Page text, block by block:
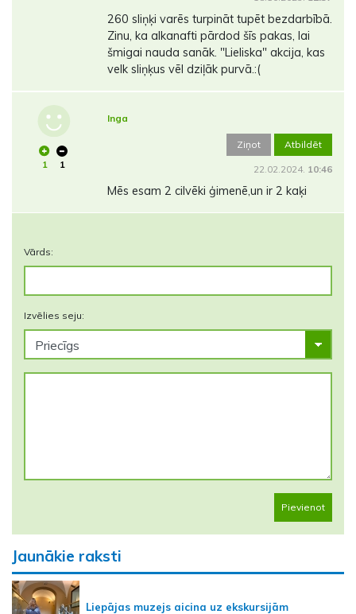
260 sliņķi varēs turpināt tupēt bezdarbībā.
Zinu, ka alkanafti pārdod šīs pakas, lai
šmigai nauda sanāk. "Lieliska" akcija, kas
velk sliņķus vēl dziļāk purvā.:(
1 1
Inga
Ziņot Atbildēt
22.02.2024. 10:46
Mēs esam 2 cilvēki ģimenē,un ir 2 kaķi
Vārds:
Izvēlies seju:
Pievienot
Jaunākie raksti
Liepājas muzejs aicina uz ekskursijām